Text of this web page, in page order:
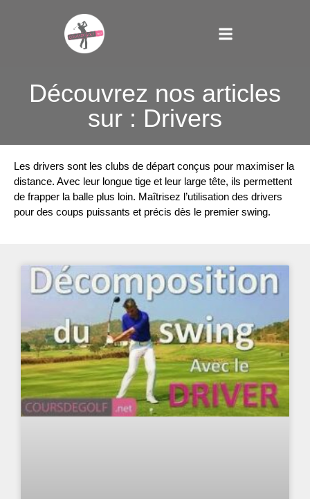
Découvrez nos articles
sur : Drivers
Les drivers sont les clubs de départ conçus pour maximiser la
distance. Avec leur longue tige et leur large tête, ils permettent
de frapper la balle plus loin. Maîtrisez l’utilisation des drivers
pour des coups puissants et précis dès le premier swing.